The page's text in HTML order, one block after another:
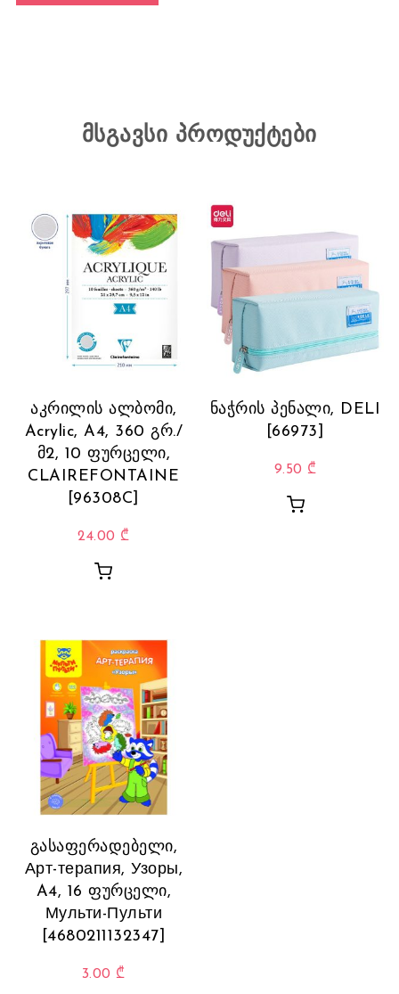
მსგავსი პროდუქტები
აკრილის ალბომი,
Acrylic, A4, 360 გრ./
მ2, 10 ფურცელი,
CLAIREFONTAINE
[96308C]
24.00 ₾
ნაჭრის პენალი, DELI
[66973]
9.50 ₾
გასაფერადებელი,
Арт-терапия, Узоры,
A4, 16 ფურცელი,
Мульти-Пульти
[4680211132347]
3.00 ₾